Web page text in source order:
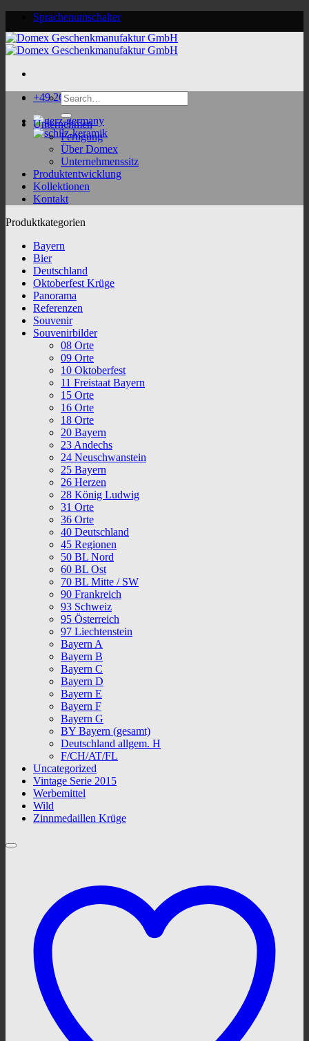
content
Sprachenumschalter
+49 2624 9188 0
Search
for:
Unternehmen
Fertigung
Über Domex
Unternehmenssitz
Produktentwicklung
Kollektionen
Kontakt
Produktkategorien
Bayern
Bier
Deutschland
Oktoberfest Krüge
Panorama
Referenzen
Souvenir
Souvenirbilder
08 Orte
09 Orte
10 Oktoberfest
11 Freistaat Bayern
15 Orte
16 Orte
18 Orte
20 Bayern
23 Andechs
24 Neuschwanstein
25 Bayern
26 Herzen
28 König Ludwig
31 Orte
36 Orte
40 Deutschland
45 Regionen
50 BL Nord
60 BL Ost
70 BL Mitte / SW
90 Frankreich
93 Schweiz
95 Österreich
97 Liechtenstein
Bayern A
Bayern B
Bayern C
Bayern D
Bayern E
Bayern F
Bayern G
BY Bayern (gesamt)
Deutschland allgem. H
F/CH/AT/FL
Uncategorized
Vintage Serie 2015
Werbemittel
Wild
Zinnmedaillen Krüge